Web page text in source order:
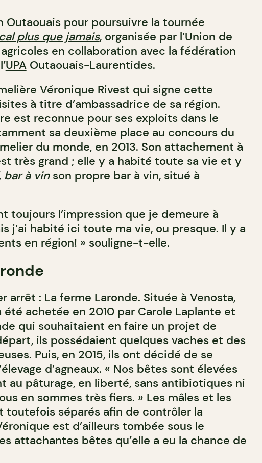
Outaouais pour poursuivre la tournée
plus que jamais, organisée par l’Union de
en collaboration avec la fédération
UPAOutaouais-Laurentides.
Véronique Rivest qui signe cette
à titre d’ambassadrice de sa région.
est reconnue pour ses exploits dans le
sa deuxième place au concours du
du monde, en 2013. Son attachement à
très grand ; elle y a habité toute sa vie et y
bar à vinson propre bar à vin, situé à
toujours l’impression que je demeure à
j’ai habité ici toute ma vie, ou presque. Il y a
en région! » souligne-t-elle.
arrêt : La ferme Laronde. Située à Venosta,
été achetée en 2010 par Carole Laplante et
qui souhaitaient en faire un projet de
ils possédaient quelques vaches et des
Puis, en 2015, ils ont décidé de se
d’agneaux. « Nos bêtes sont élevées
au pâturage, en liberté, sans antibiotiques ni
en sommes très fiers. » Les mâles et les
toutefois séparés afin de contrôler la
est d’ailleurs tombée sous le
attachantes bêtes qu’elle a eu la chance de